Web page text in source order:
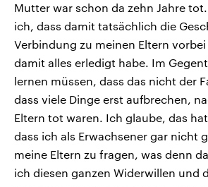
Mutter war schon da zehn Jahre
ich, dass damit tatsächlich die
Verbindung zu meinen Eltern vorbei
damit alles erledigt habe. Im
lernen müssen, dass das nicht der
dass viele Dinge erst aufbrechen,
Eltern tot waren. Ich glaube, das
dass ich als Erwachsener gar nicht
meine Eltern zu fragen, was denn
ich diesen ganzen Widerwillen und